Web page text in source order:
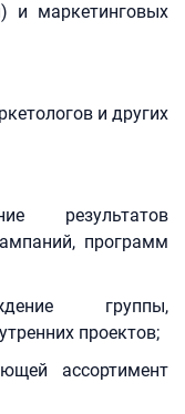
и маркетинговых
и других
результатов
программ
группы,
проектов;
ассортимент